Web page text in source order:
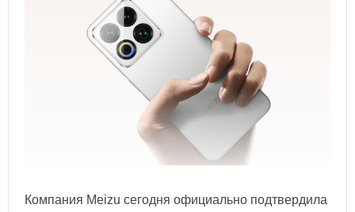
Компания Meizu сегодня официально подтвердила